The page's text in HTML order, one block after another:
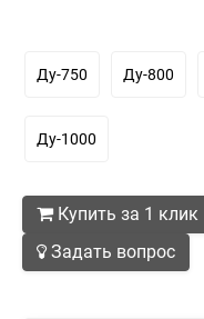
Ду-750 Ду-800
Ду-1000
Купить за 1 клик
Задать вопрос